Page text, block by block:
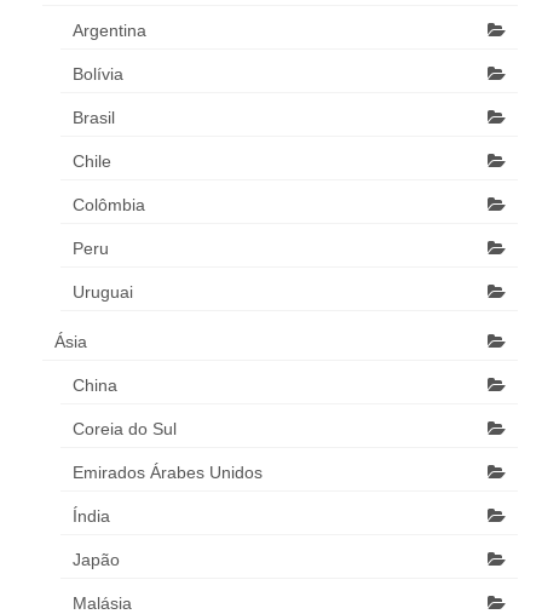
Argentina
Bolívia
Brasil
Chile
Colômbia
Peru
Uruguai
Ásia
China
Coreia do Sul
Emirados Árabes Unidos
Índia
Japão
Malásia